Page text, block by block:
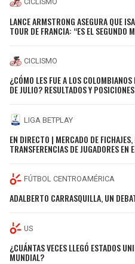
LANCE ARMSTRONG ASEGURA QUE
TOUR DE FRANCIA: “ES EL SEGUNDO
CICLISMO
¿CÓMO LES FUE A LOS
DE JULIO? RESULTADOS Y POSICIONES
LIGA BETPLAY
EN DIRECTO | MERCADO DE
TRANSFERENCIAS DE JUGADORES EN
FÚTBOL CENTROAMÉRICA
ADALBERTO CARRASQUILLA, UN
US
¿CUÁNTAS VECES LLEGÓ ESTADOS
MUNDIAL?